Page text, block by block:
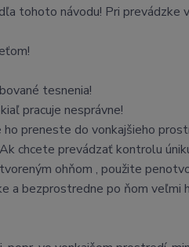
tohoto návodu! Pri prevádzke
tesnenia!
pracuje nesprávne!
preneste do vonkajšieho
chcete prevádzať kontrolu
ohňom , použite
a bezprostredne po ňom veľmi